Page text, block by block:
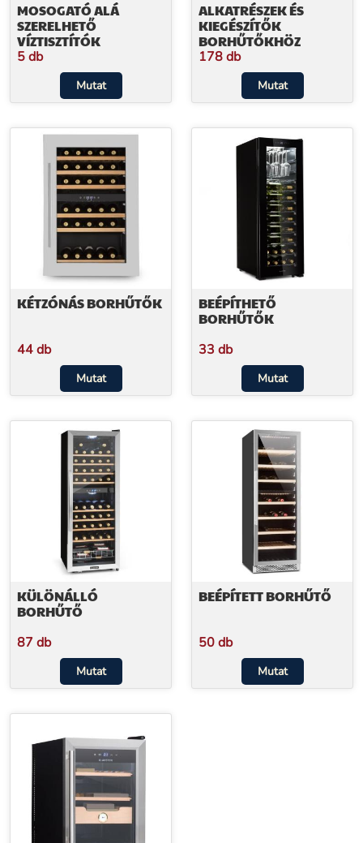
MOSOGATÓ ALÁ
SZERELHETŐ
VÍZTISZTÍTÓK
5 db
Mutat
ALKATRÉSZEK ÉS
KIEGÉSZÍTŐK
BORHŰTŐKHÖZ
178 db
Mutat
KÉTZÓNÁS BORHŰTŐK
44 db
Mutat
BEÉPÍTHETŐ
BORHŰTŐK
33 db
Mutat
KÜLÖNÁLLÓ
BORHŰTŐ
87 db
Mutat
BEÉPÍTETT BORHŰTŐ
50 db
Mutat